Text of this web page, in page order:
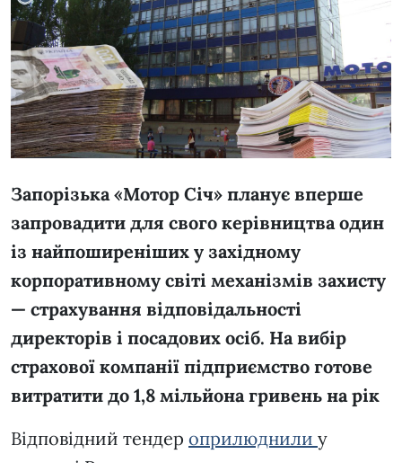
Запорізька «Мотор Січ» планує вперше
запровадити для свого керівництва один
із найпоширеніших у західному
корпоративному світі механізмів захисту
— страхування відповідальності
директорів і посадових осіб. На вибір
страхової компанії підприємство готове
витратити до 1,8 мільйона гривень на рік
Відповідний тендер оприлюднили у